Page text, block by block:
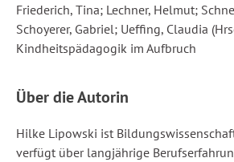
Friederich, Tina; Lechner, Helmut;
Schoyerer, Gabriel; Ueffing, Claudia
Kindheitspädagogik im Aufbruch
Über die Autorin
Hilke Lipowski ist
verfügt über langjährige